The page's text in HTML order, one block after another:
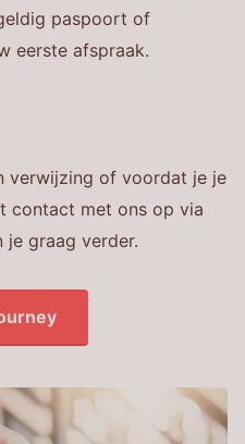
paspoort of
eerste afspraak.
verwijzing of voordat je je
contact met ons op via
graag verder.